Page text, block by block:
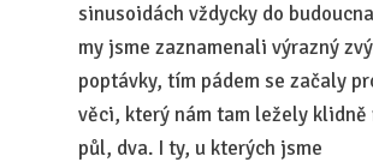
sinusoidách vždycky do
my jsme zaznamenali výrazný
poptávky, tím pádem se začaly
věci, který nám tam ležely klidně
půl, dva. I ty, u kterých jsme